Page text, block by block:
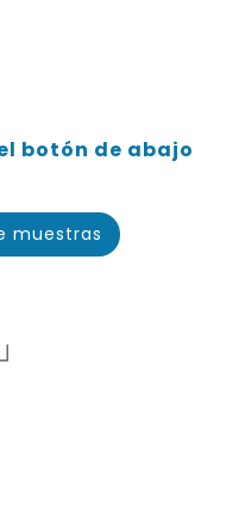
botón de abajo
muestras